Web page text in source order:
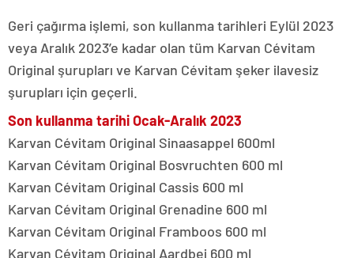
Geri çağırma işlemi, son kullanma tarihleri Eylül 2023
veya Aralık 2023’e kadar olan tüm Karvan Cévitam
Original şurupları ve Karvan Cévitam şeker ilavesiz
şurupları için geçerli.
Son kullanma tarihi Ocak-Aralık 2023
Karvan Cévitam Original Sinaasappel 600ml
Karvan Cévitam Original Bosvruchten 600 ml
Karvan Cévitam Original Cassis 600 ml
Karvan Cévitam Original Grenadine 600 ml
Karvan Cévitam Original Framboos 600 ml
Karvan Cévitam Original Aardbei 600 ml